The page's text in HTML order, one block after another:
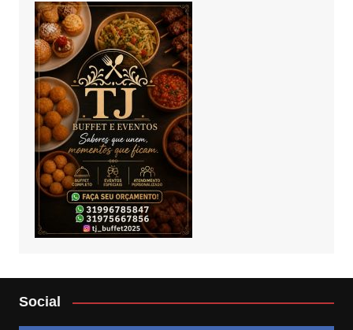
Social